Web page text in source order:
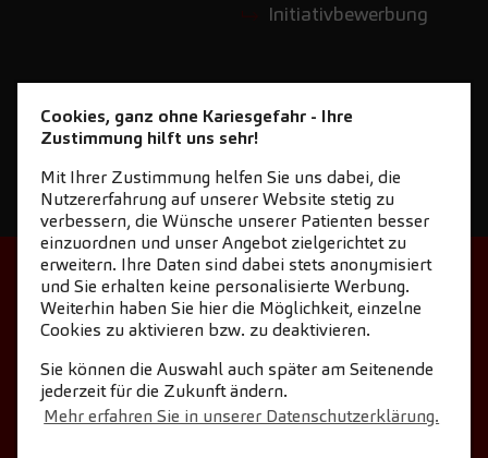
Initiativbewerbung
STARTSEITE
KONTAKT
NEWSLETTER DOWNLOAD
COOKIE-EINSTELLUNGEN
IMPRESSUM
DATENSCHUTZ
Cookies, ganz ohne Kariesgefahr - Ihre
Zustimmung hilft uns sehr!
Mit Ihrer Zustimmung helfen Sie uns dabei, die
Nutzererfahrung auf unserer Website stetig zu
verbessern, die Wünsche unserer Patienten besser
einzuordnen und unser Angebot zielgerichtet zu
erweitern. Ihre Daten sind dabei stets anonymisiert
und Sie erhalten keine personalisierte Werbung.
Weiterhin haben Sie hier die Möglichkeit, einzelne
Cookies zu aktivieren bzw. zu deaktivieren.
Sie können die Auswahl auch später am Seitenende
jederzeit für die Zukunft ändern.
Mehr erfahren Sie in unserer Datenschutzerklärung.